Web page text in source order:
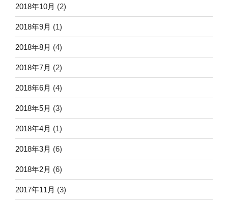
2018年10月 (2)
2018年9月 (1)
2018年8月 (4)
2018年7月 (2)
2018年6月 (4)
2018年5月 (3)
2018年4月 (1)
2018年3月 (6)
2018年2月 (6)
2017年11月 (3)